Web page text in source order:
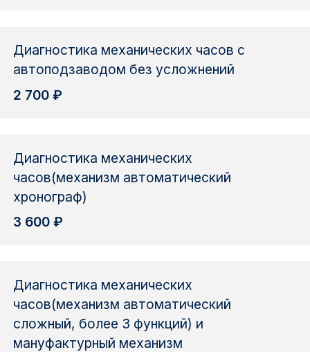
Диагностика механических часов с
автоподзаводом без усложнений
2 700 ₽
Диагностика механических
часов(механизм автоматический
хронограф)
3 600 ₽
Диагностика механических
часов(механизм автоматический
сложный, более 3 функций) и
мануфактурный механизм